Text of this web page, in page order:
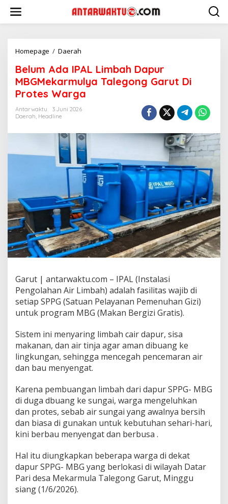
konten
Homepage / Daerah
IPAL
Limbah
Dapur
MBGMekarmulya
Talegong
Protes
Warga
Belum Ada IPAL Limbah Dapur
MBGMekarmulya Talegong Garut Di
Protes Warga
Antarwaktu
3 Juni 2026
Daerah, Headline
Garut | antarwaktu.com – IPAL (Instalasi
Pengolahan Air Limbah) adalah fasilitas wajib di
setiap SPPG (Satuan Pelayanan Pemenuhan Gizi)
untuk program MBG (Makan Bergizi Gratis).
Sistem ini menyaring limbah cair dapur, sisa
makanan, dan air tinja agar aman dibuang ke
lingkungan, sehingga mencegah pencemaran air
dan bau menyengat.
Karena pembuangan limbah dari dapur SPPG- MBG
di duga dbuang ke sungai, warga mengeluhkan
dan protes, sebab air sungai yang awalnya bersih
dan biasa di gunakan untuk kebutuhan sehari-hari,
kini berbau menyengat dan berbusa .
Hal itu diungkapkan beberapa warga di dekat
dapur SPPG- MBG yang berlokasi di wilayah Datar
Pari desa Mekarmula Talegong Garut, Minggu
siang (1/6/2026).